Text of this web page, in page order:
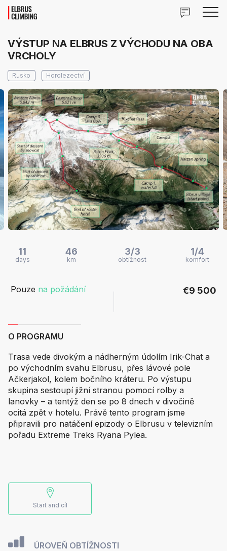
VÝSTUP NA ELBRUS Z VÝCHODU NA OBA
VRCHOLY
Rusko Horolezectví
11
days
46
km
3/3
obtížnost
1/4
komfort
Pouze na požádání €9 500
O PROGRAMU
Trasa vede divokým a nádherným údolím Irik-Chat a
po východním svahu Elbrusu, přes lávové pole
Ačkerjakol, kolem bočního kráteru. Po výstupu
skupina sestoupí jižní stranou pomocí rolby a
lanovky – a tentýž den se po 8 dnech v divočině
ocitá zpět v hotelu. Právě tento program jsme
připravili pro natáčení epizody o Elbrusu v televizním
pořadu Extreme Treks Ryana Pylea.
Start and cíl
ÚROVEŇ OBTÍŽNOSTI